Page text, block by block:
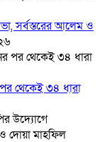
সর্বস্তরের আলেম ও
থেকেই ৩৪ ধারা